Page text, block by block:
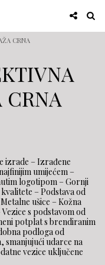
CRNA
CRNA
izrade – Izrađene
umijećem –
logotipom – Gornji
– Podstava od
ušice – Kožna
s podstavom od
potplat s brendiranim
podloga od
smanjujući udarce na
vezice uključene